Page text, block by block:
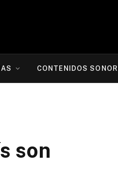
CONTENIDOS
son